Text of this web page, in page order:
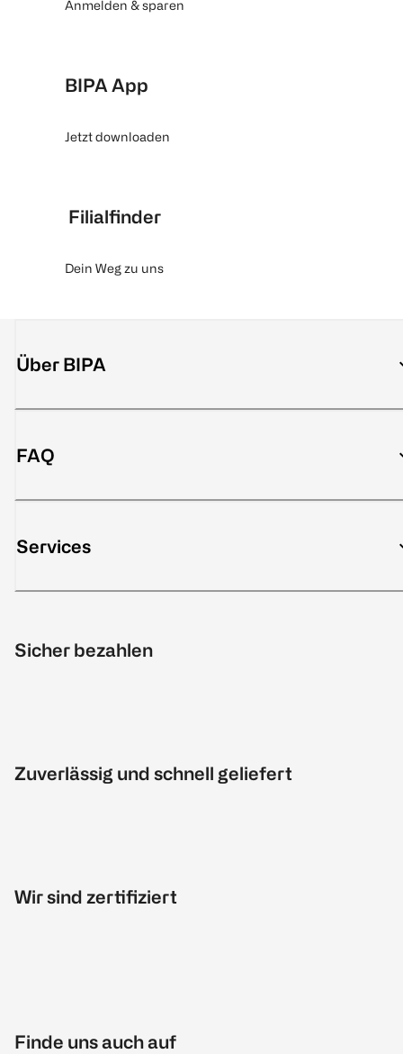
Anmelden & sparen
BIPA App
Jetzt downloaden
Filialfinder
Dein Weg zu uns
Über BIPA
FAQ
Services
Sicher bezahlen
Zuverlässig und schnell geliefert
Wir sind zertifiziert
Finde uns auch auf